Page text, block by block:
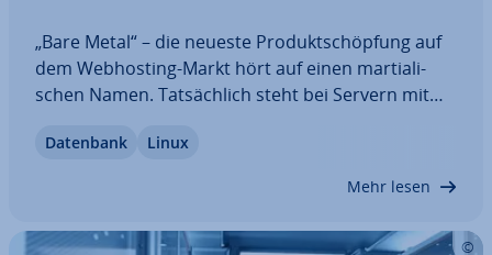
„Bare Metal“ – die neueste Pro­dukt­schöp­fung auf
dem Web­hos­ting-Markt hört auf einen mar­tia­li­
schen Namen. Tat­säch­lich steht bei Servern mit
Fokus. Bei einem Bare-Metal-Server reicht der
Datenbank Linux
Mehr lesen